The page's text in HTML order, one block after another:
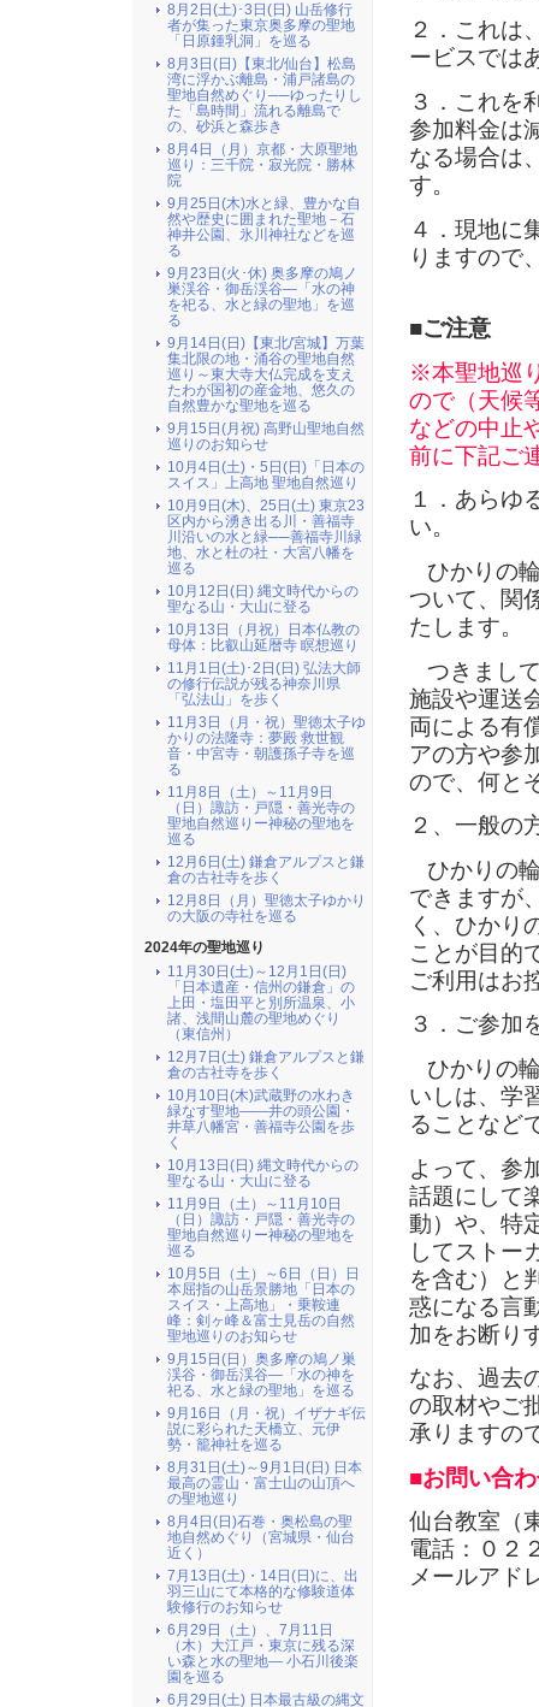
２．これは
ービスでは
３．これを
参加料金は
なる場合は
す。
４．現地に
りますので
■ご注意
※本聖地巡
ので（天候
などの中止
前に下記ご
１．あらゆ
い。
ひかりの
ついて、関
たします。
つきまし
施設や運送
両による有
アの方や参
ので、何と
２、一般の
ひかりの
できますが
く、ひかり
ことが目的
ご利用はお
３．ご参加
ひかりの
いしは、学
ることなど
よって、参
話題にして
動）や、特
してストー
を含む）と
惑になる言
加をお断り
なお、過去
の取材やご
承りますの
■お問い合
仙台教室（
電話：０２
メールアド
8月2日(土)･3日(日) 山岳修行
者が集った東京奥多摩の聖地
「日原鍾乳洞」を巡る
8月3日(日)【東北/仙台】松島
湾に浮かぶ離島・浦戸諸島の
聖地自然めぐり──ゆったりし
た「島時間」流れる離島で
の、砂浜と森歩き
8月4日（月）京都・大原聖地
巡り：三千院・寂光院・勝林
院
9月25日(木)水と緑、豊かな自
然や歴史に囲まれた聖地－石
神井公園、氷川神社などを巡
る
9月23日(火･休) 奥多摩の鳩ノ
巣渓谷・御岳渓谷―「水の神
を祀る、水と緑の聖地」を巡
る
9月14日(日)【東北/宮城】万葉
集北限の地・涌谷の聖地自然
巡り～東大寺大仏完成を支え
たわが国初の産金地、悠久の
自然豊かな聖地を巡る
9月15日(月祝) 高野山聖地自然
巡りのお知らせ
10月4日(土)・5日(日)「日本の
スイス」上高地 聖地自然巡り
10月9日(木)、25日(土) 東京23
区内から湧き出る川・善福寺
川沿いの水と緑──善福寺川緑
地、水と杜の社・大宮八幡を
巡る
10月12日(日) 縄文時代からの
聖なる山・大山に登る
10月13日（月祝）日本仏教の
母体：比叡山延暦寺 瞑想巡り
11月1日(土)･2日(日) 弘法大師
の修行伝説が残る神奈川県
「弘法山」を歩く
11月3日（月・祝）聖徳太子ゆ
かりの法隆寺：夢殿 救世観
音・中宮寺・朝護孫子寺を巡
る
11月8日（土）～11月9日
（日）諏訪・戸隠・善光寺の
聖地自然巡りー神秘の聖地を
巡る
12月6日(土) 鎌倉アルプスと鎌
倉の古社寺を歩く
12月8日（月）聖徳太子ゆかり
の大阪の寺社を巡る
2024年の聖地巡り
11月30日(土)～12月1日(日)
「日本遺産・信州の鎌倉」の
上田・塩田平と別所温泉、小
諸、浅間山麓の聖地めぐり
（東信州）
12月7日(土) 鎌倉アルプスと鎌
倉の古社寺を歩く
10月10日(木)武蔵野の水わき
緑なす聖地――井の頭公園・
井草八幡宮・善福寺公園を歩
く
10月13日(日) 縄文時代からの
聖なる山・大山に登る
11月9日（土）～11月10日
（日）諏訪・戸隠・善光寺の
聖地自然巡りー神秘の聖地を
巡る
10月5日（土）～6日（日）日
本屈指の山岳景勝地「日本の
スイス・上高地」・乗鞍連
峰：剣ヶ峰＆富士見岳の自然
聖地巡りのお知らせ
9月15日(日）奥多摩の鳩ノ巣
渓谷・御岳渓谷―「水の神を
祀る、水と緑の聖地」を巡る
9月16日（月・祝）イザナギ伝
説に彩られた天橋立、元伊
勢・籠神社を巡る
8月31日(土)～9月1日(日) 日本
最高の霊山・富士山の山頂へ
の聖地巡り
8月4日(日)石巻・奥松島の聖
地自然めぐり（宮城県・仙台
近く）
7月13日(土)・14日(日)に、出
羽三山にて本格的な修験道体
験修行のお知らせ
6月29日（土）、7月11日
（木）大江戸・東京に残る深
い森と水の聖地― 小石川後楽
園を巡る
6月29日(土) 日本最古級の縄文